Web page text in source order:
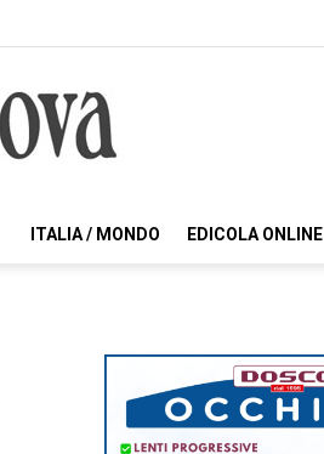
ITALIA / MONDO EDICOLA ONLINE